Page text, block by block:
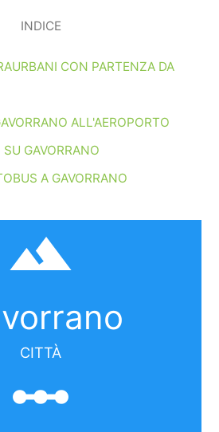
INDICE
CON PARTENZA DA
ALL'AEROPORTO
GAVORRANO
A GAVORRANO
filter_hdr
CITTÀ
linear_scale